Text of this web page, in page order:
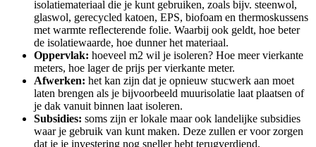
isolatiemateriaal die je kunt gebruiken, zoals bijv. steenwol,
glaswol, gerecycled katoen, EPS, biofoam en thermoskussens
met warmte reflecterende folie. Waarbij ook geldt, hoe beter
de isolatiewaarde, hoe dunner het materiaal.
Oppervlak: hoeveel m2 wil je isoleren? Hoe meer vierkante
meters, hoe lager de prijs per vierkante meter.
Afwerken: het kan zijn dat je opnieuw stucwerk aan moet
laten brengen als je bijvoorbeeld muurisolatie laat plaatsen of
je dak vanuit binnen laat isoleren.
Subsidies: soms zijn er lokale maar ook landelijke subsidies
waar je gebruik van kunt maken. Deze zullen er voor zorgen
dat je je investering nog sneller hebt terugverdiend.